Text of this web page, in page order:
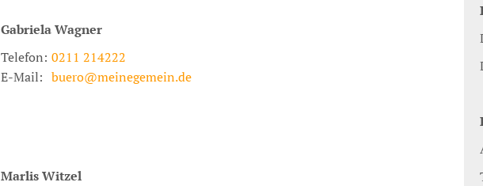
GabrielaWagner
Telefon: 0211 214222
E-Mail: buero@meinegemein.de
MarlisWitzel